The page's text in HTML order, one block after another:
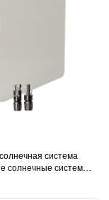
система
солнечные системы